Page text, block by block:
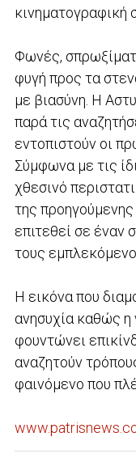
κινηματογραφική
Φωνές,
φυγή προς τα
με βιασύνη. Η
παρά τις
εντοπιστούν οι
Σύμφωνα με τις
χθεσινό
της
επιτεθεί σε έναν
τους
Η εικόνα που
ανησυχία καθώς η
φουντώνει
αναζητούν
φαινόμενο που